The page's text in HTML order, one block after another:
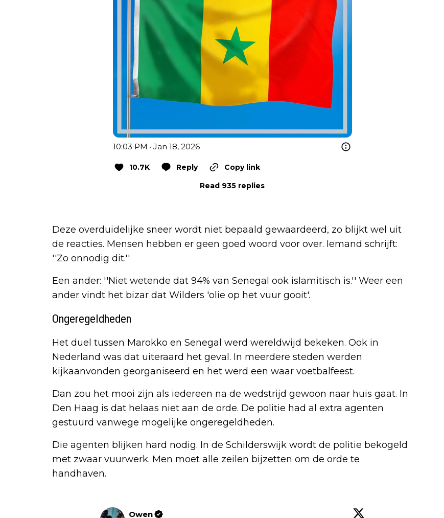
10:03 PM · Jan 18, 2026
10.7K Reply
Copy link
Read 935 replies
Deze overduidelijke sneer wordt niet bepaald gewaardeerd, zo blijkt wel uit
de reacties. Mensen hebben er geen goed woord voor over. Iemand schrijft:
''Zo onnodig dit.''
Een ander: ''Niet wetende dat 94% van Senegal ook islamitisch is.'' Weer een
ander vindt het bizar dat Wilders 'olie op het vuur gooit'.
Ongeregeldheden
Het duel tussen Marokko en Senegal werd wereldwijd bekeken. Ook in
Nederland was dat uiteraard het geval. In meerdere steden werden
kijkaanvonden georganiseerd en het werd een waar voetbalfeest.
Dan zou het mooi zijn als iedereen na de wedstrijd gewoon naar huis gaat. In
Den Haag is dat helaas niet aan de orde. De politie had al extra agenten
gestuurd vanwege mogelijke ongeregeldheden.
Die agenten blijken hard nodig. In de Schilderswijk wordt de politie bekogeld
met zwaar vuurwerk. Men moet alle zeilen bijzetten om de orde te
handhaven.
Owen